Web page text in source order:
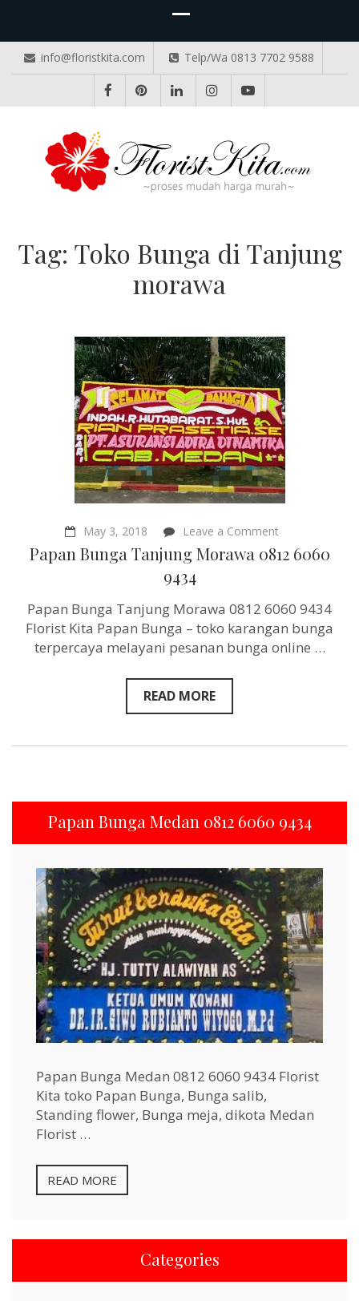
info@floristkita.com Telp/Wa 0813 7702 9588
Tag: Toko Bunga di Tanjung
morawa
May 3, 2018 Leave a Commenton
Papan
Bunga
6060
9434
Papan Bunga Tanjung Morawa 0812 6060
9434
Papan Bunga Tanjung Morawa 0812 6060 9434
Florist Kita Papan Bunga – toko karangan bunga
terpercaya melayani pesanan bunga online …
READ MORE
Papan Bunga Medan 0812 6060 9434
Papan Bunga Medan 0812 6060 9434 Florist
Kita toko Papan Bunga, Bunga salib,
Standing flower, Bunga meja, dikota Medan
Florist …
READ MORE
Categories